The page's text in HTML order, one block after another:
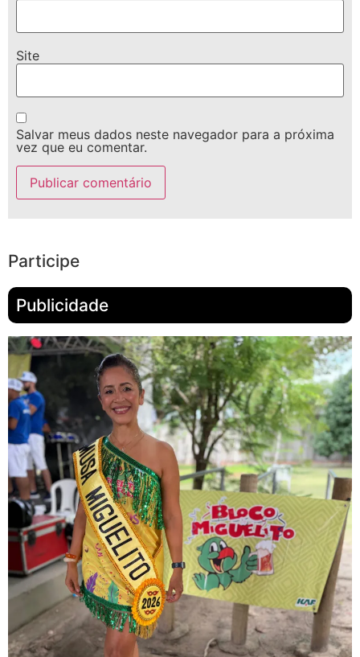
Site
Salvar meus dados neste navegador para a próxima
vez que eu comentar.
Participe
Publicidade